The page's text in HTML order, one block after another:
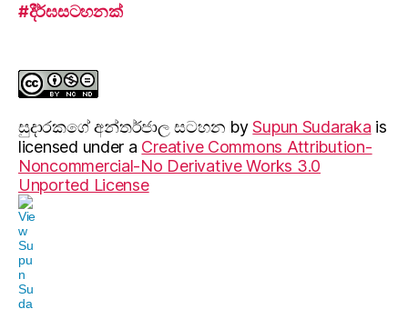
#දීර්ඝසටහනක්
සුදාරක‍ගේ අන්තර්ජාල සටහන bySupun Sudaraka is
licensed under a Creative Commons Attribution-
Noncommercial-No Derivative Works 3.0
Unported License